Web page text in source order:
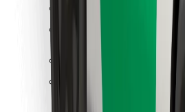
Pár perc alatt ott vagyunk érted!
Bolt alkalmazás letöltése
Találd meg kedvenc ételedet!
Bolt Food app letöltése